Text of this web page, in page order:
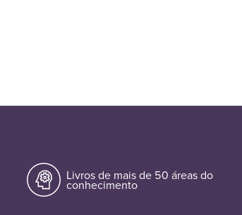
Livros de mais de 50 áreas do
conhecimento